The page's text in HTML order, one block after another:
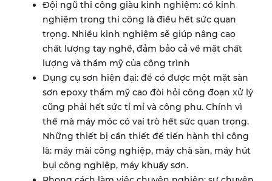
Đội ngũ thi công giàu kinh nghiệm: có kinh
nghiệm trong thi công là điều hết sức quan
trọng. Nhiều kinh nghiệm sẽ giúp nâng cao
chất lượng tay nghề, đảm bảo cả về mặt chất
lượng và thẩm mỹ của công trình
Dụng cụ sơn hiện đại: để có được một mặt sàn
sơn epoxy thẩm mỹ cao đòi hỏi công đoạn xử lý
cũng phải hết sức tỉ mỉ và công phu. Chính vì
thế mà máy móc có vai trò hết sức quan trọng.
Những thiết bị cần thiết để tiến hành thi công
là: máy mài công nghiệp, máy chà sàn, máy hút
bụi công nghiệp, máy khuấy sơn.